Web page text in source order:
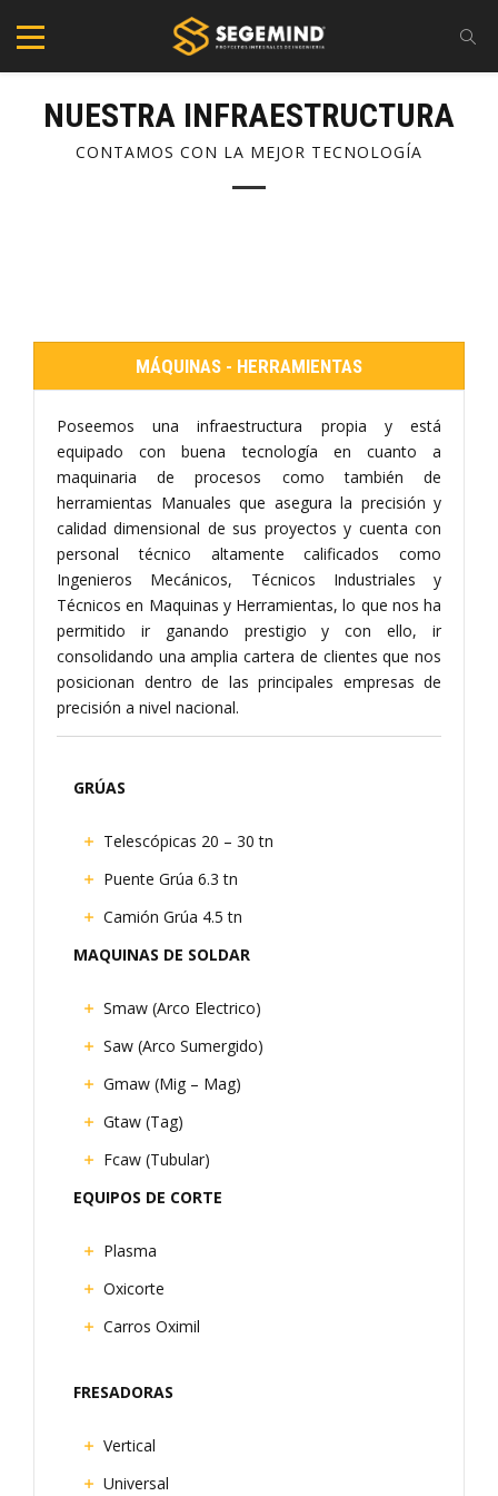
NUESTRA INFRAESTRUCTURA
CONTAMOS CON LA MEJOR TECNOLOGÍA
MÁQUINAS - HERRAMIENTAS
Poseemos una infraestructura propia y está
equipado con buena tecnología en cuanto a
maquinaria de procesos como también de
herramientas Manuales que asegura la precisión y
calidad dimensional de sus proyectos y cuenta con
personal técnico altamente calificados como
Ingenieros Mecánicos, Técnicos Industriales y
Técnicos en Maquinas y Herramientas, lo que nos ha
permitido ir ganando prestigio y con ello, ir
consolidando una amplia cartera de clientes que nos
posicionan dentro de las principales empresas de
precisión a nivel nacional.
GRÚAS
Telescópicas 20 – 30 tn
Puente Grúa 6.3 tn
Camión Grúa 4.5 tn
MAQUINAS DE SOLDAR
Smaw (Arco Electrico)
Saw (Arco Sumergido)
Gmaw (Mig – Mag)
Gtaw (Tag)
Fcaw (Tubular)
EQUIPOS DE CORTE
Plasma
Oxicorte
Carros Oximil
FRESADORAS
Vertical
Universal